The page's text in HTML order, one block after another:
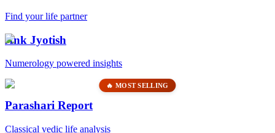
Find your life partner
Ank Jyotish
Numerology powered insights
🔥 MOST SELLING
Parashari Report
Classical vedic life analysis